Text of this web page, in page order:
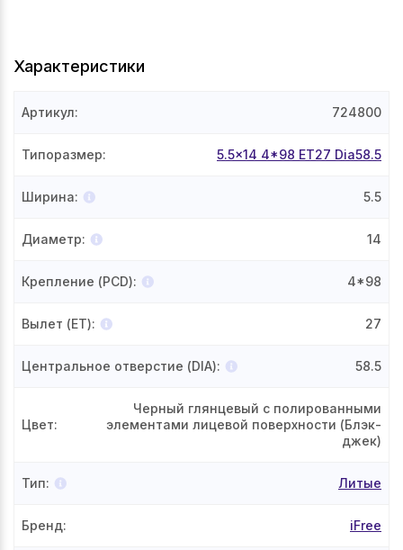
Характеристики
Артикул: 724800
Типоразмер: 5.5x14 4*98 ET27 Dia58.5
Ширина: 5.5
Диаметр: 14
Крепление (PCD): 4*98
Вылет (ET): 27
Центральное отверстие (DIA): 58.5
Цвет:
Черный глянцевый с полированными
элементами лицевой поверхности (Блэк-
джек)
Тип: Литые
Бренд: iFree